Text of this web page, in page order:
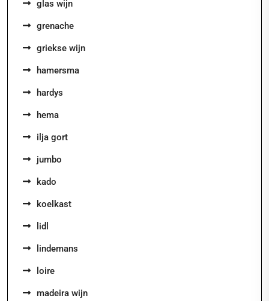
glas wijn
grenache
griekse wijn
hamersma
hardys
hema
ilja gort
jumbo
kado
koelkast
lidl
lindemans
loire
madeira wijn